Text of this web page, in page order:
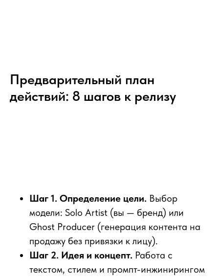
Предварительный план
действий: 8 шагов к релизу
Шаг 1. Определение цели. Выбор
модели: Solo Artist (вы — бренд) или
Ghost Producer (генерация контента на
продажу без привязки к лицу).
Шаг 2. Идея и концепт. Работа с
текстом, стилем и промпт-инжинирингом